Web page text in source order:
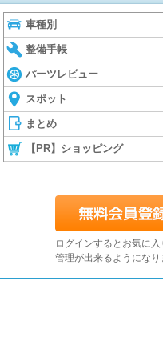
車種別
整備手帳
パーツレビュー
スポット
まとめ
【PR】ショッピング
ログインするとお気に
管理が出来るようになり